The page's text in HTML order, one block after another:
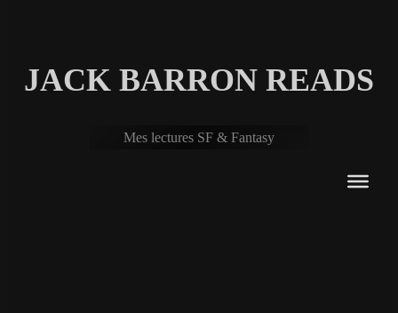
JACK BARRON READS
Mes lectures SF & Fantasy